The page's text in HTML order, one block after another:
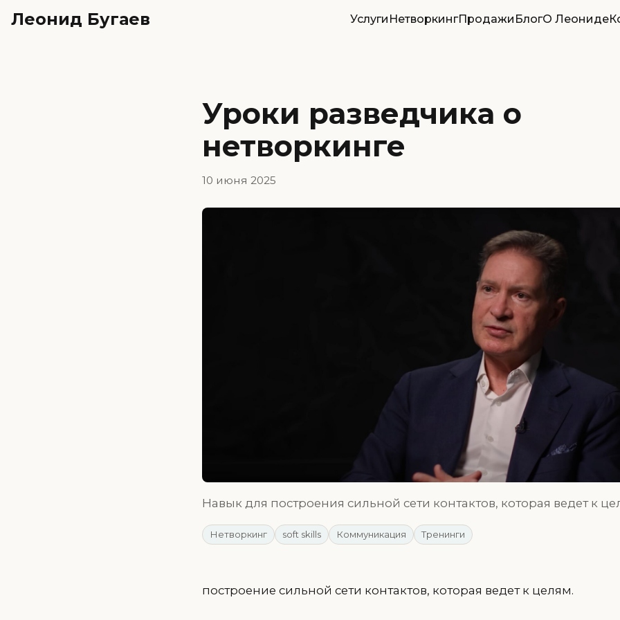
Леонид Бугаев Услуги НетворкингПродажи БлогО Леониде
Уроки разведчика о
нетворкинге
10 июня 2025
Навык для построения сильной сети контактов, которая ведет к
Нетворкинг soft skills Коммуникация Тренинги
построение сильной сети контактов, которая ведет к целям.